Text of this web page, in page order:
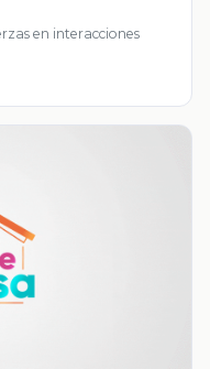
en interacciones